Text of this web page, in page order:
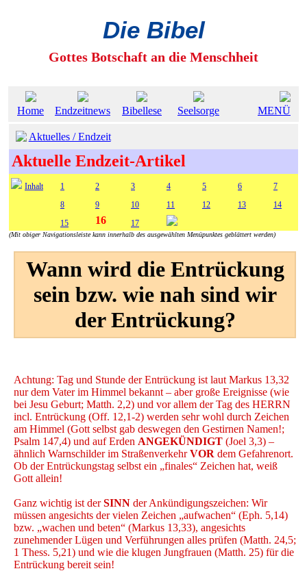
Die Bibel
Gottes Botschaft an die Menschheit
Home Endzeitnews Bibellese Seelsorge MENÜ
Aktuelles / Endzeit
Aktuelle Endzeit-Artikel
Inhalt 1 2 3 4 5 6
7
8
9 10 11 12 13
14
15
16 17
(Mit obiger Navigationsleiste kann innerhalb des ausgewählten Menüpunktes geblättert werden)
Wann wird die Entrückung
sein bzw. wie nah sind wir
der Entrückung?
Achtung: Tag und Stunde der Entrückung ist laut Markus 13,32
nur dem Vater im Himmel bekannt – aber große Ereignisse (wie
bei Jesu Geburt; Matth. 2,2) und vor allem der Tag des HERRN
incl. Entrückung (Off. 12,1-2) werden sehr wohl durch Zeichen
am Himmel (Gott selbst gab deswegen den Gestirnen Namen!;
Psalm 147,4) und auf Erden ANGEKÜNDIGT (Joel 3,3) –
ähnlich Warnschilder im StraßenverkehrVOR dem Gefahrenort.
Ob der Entrückungstag selbst ein „finales“ Zeichen hat, weiß
Gott allein!
Ganz wichtig ist derSINN der Ankündigungszeichen: Wir
müssen angesichts der vielen Zeichen „aufwachen“ (Eph. 5,14)
bzw. „wachen und beten“ (Markus 13,33), angesichts
zunehmender Lügen und Verführungen alles prüfen (Matth. 24,5;
1 Thess. 5,21) und wie die klugen Jungfrauen (Matth. 25) für die
Entrückung bereit sein!